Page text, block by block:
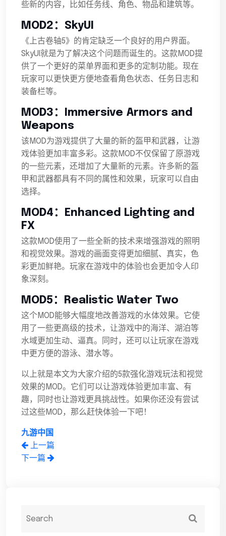
些新的内容，比如任务线、角色、物品和建筑等。
MOD2：SkyUI
《上古卷轴5》的肯定缺乏一个良好的用户界面。
SkyUI就是为了解决这个问题而诞生的。这款MOD提
供了一个更好的菜单界面和更多的定制功能。现在
玩家可以更快更方便地查看角色状态、任务日志和
装备栏等。
MOD3：Immersive Armors and
Weapons
该MOD为游戏提供了大量的新的盔甲和武器，让游
戏体验更加丰富多彩。这款MOD不仅保留了原游戏
的一些元素，还增加了大量新的元素。许多新的盔
甲和武器都具有不同的属性和效果，玩家可以自由
选择。
MOD4：Enhanced Lighting and
FX
这款MOD使用了一些全新的技术来增强游戏的照明
和视觉效果。游戏的画面变得更加细腻、真实，色
彩更加鲜艳。玩家在游戏中的体验也会更加令人印
象深刻。
MOD5：Realistic Water Two
这个MOD能够大幅度地改善游戏的水体效果。它使
用了一些更高级的技术，让游戏中的海洋、湖泊等
水域更加生动、逼真。同时，还可以让玩家在游戏
中更方便的游泳、潜水等。
以上就是本文为大家介绍的5款强化游戏玩法和视觉
效果的MOD。它们可以让游戏体验更加丰富、有
趣，同时也让游戏更具挑战性。如果你还没有尝试
过这些MOD，那么赶快体验一下吧！
九游中国
上一篇
下一篇